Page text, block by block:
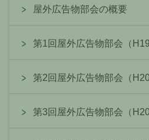
屋外広告物部会の概要
第1回屋外広告物部会（
第2回屋外広告物部会（
第3回屋外広告物部会（